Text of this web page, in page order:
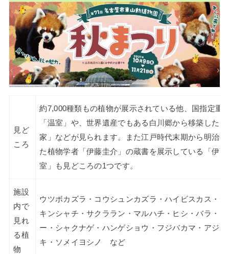
見ど
ころ
約7,000種類もの植物が展示されている他、国指定重
「温室」や、世界遺産でもある白川郷から移築した
家」などが見られます。また江戸時代末期から明治
た植物学者「伊藤圭介」の蔵書を展示している「伊
室」も見どころの1つです。
施設
内で
見れ
る植
物
ウツボカズラ・コウシュンカズラ・ハイビスカス・
キンシャチ・サクララン・マルハチ・ヒシ・バラ・
ー・シャクナゲ・ハンゲショウ・フジバカマ・アジ
キ・ソメイヨシノ など